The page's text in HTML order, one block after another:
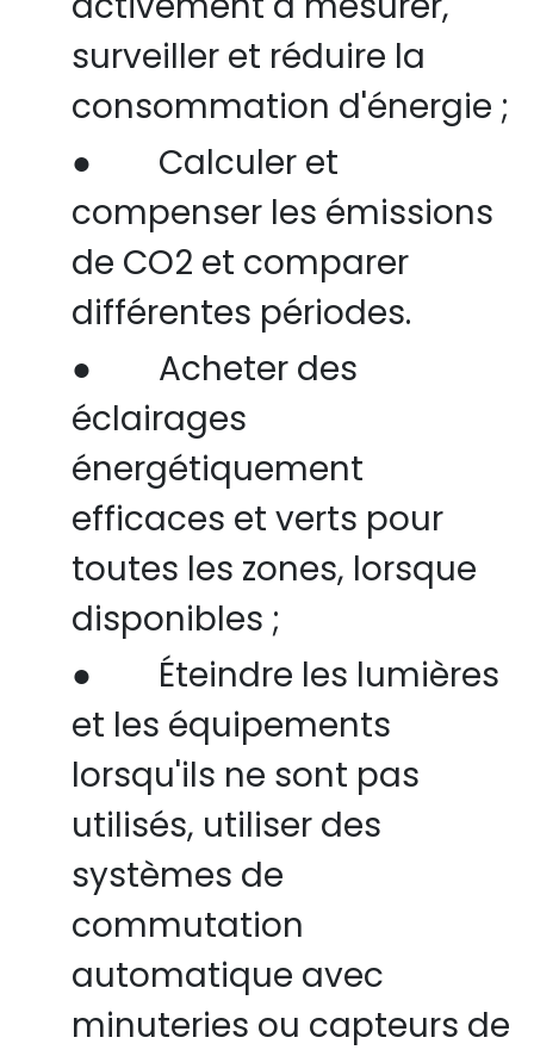
surveiller et réduire la
consommation d'énergie ;
●
Calculer et
compenser les émissions
de CO2 et comparer
différentes périodes.
●
Acheter des
éclairages
énergétiquement
efficaces et verts pour
toutes les zones, lorsque
disponibles ;
●
Éteindre les lumières
et les équipements
lorsqu'ils ne sont pas
utilisés, utiliser des
systèmes de
commutation
automatique avec
minuteries ou capteurs de